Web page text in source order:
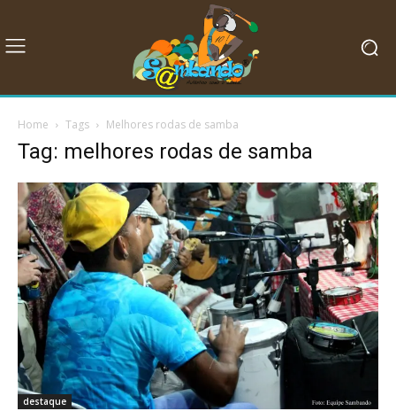
Home Tags Melhores rodas de samba
Tag: melhores rodas de samba
destaque